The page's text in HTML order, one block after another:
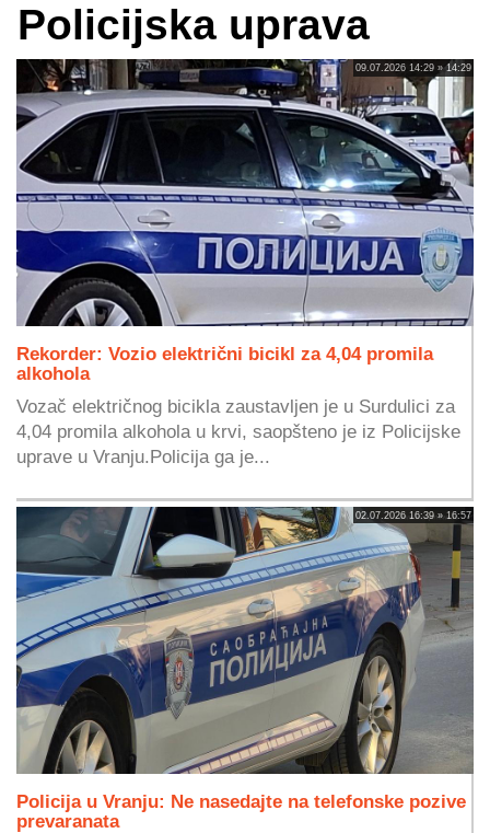
Policijska uprava
09.07.2026 14:29 » 14:29
Rekorder: Vozio električni bicikl za 4,04 promila
alkohola
Vozač električnog bicikla zaustavljen je u Surdulici za
4,04 promila alkohola u krvi, saopšteno je iz Policijske
uprave u Vranju.Policija ga je...
02.07.2026 16:39 » 16:57
Policija u Vranju: Ne nasedajte na telefonske pozive
prevaranata